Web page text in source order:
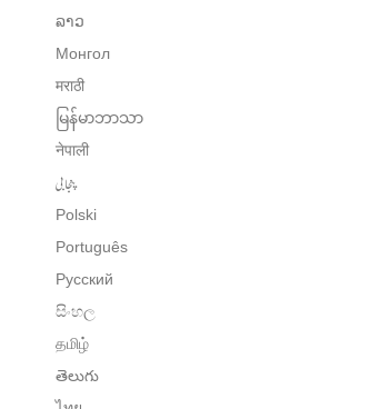
ລາວ
Монгол
मराठी
မြန်မာဘာသာ
नेपाली
پنجابی
Polski
Português
Русский
සිංහල
தமிழ்
తెలుగు